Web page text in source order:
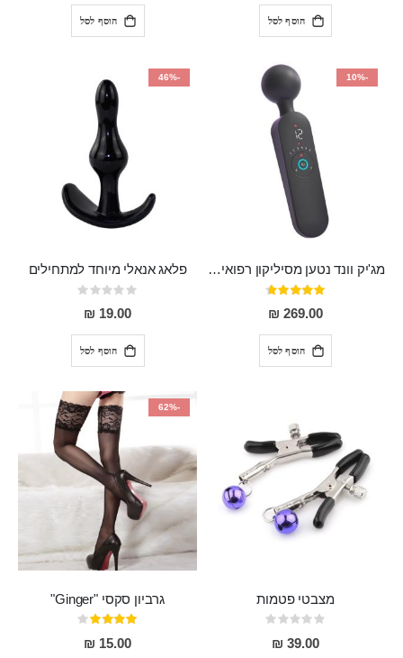
הוסף לסל הוסף לסל
-10%
מג'יק וונד נטען מסיליקון רפואי חזק בעל 12 מצבי רטט ו6 מהירויות שונות ROMI
דירוג:
93%
269.00 ₪
הוסף לסל
-46%
פלאג אנאלי מיוחד למתחילים
Rating:
0%
19.00 ₪
הוסף לסל
מצבטי פטמות
Rating:
0%
39.00 ₪
-62%
גרביון סקסי "Ginger"
דירוג:
80%
15.00 ₪